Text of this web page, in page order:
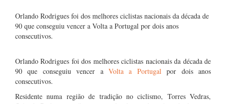
Orlando Rodrigues foi dos melhores ciclistas nacionais da década de
90 que conseguiu vencer a Volta a Portugal por dois anos
consecutivos.
Orlando Rodrigues foi dos melhores ciclistas nacionais da década de
90 que conseguiu vencer a Volta a Portugalpor dois anos
consecutivos.
Residente numa região de tradição no ciclismo, Torres Vedras,